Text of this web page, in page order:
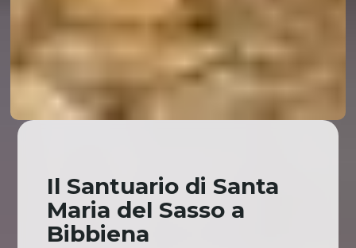
Il Santuario di Santa
Maria del Sasso a
Bibbiena